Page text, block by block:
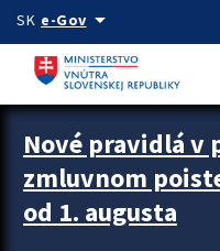
Preskocit na hlavný obsah
SK e-Govarrow_drop_down
Zastavit automatický posun
Nové pravidlá v
zmluvnom
od 1. augusta